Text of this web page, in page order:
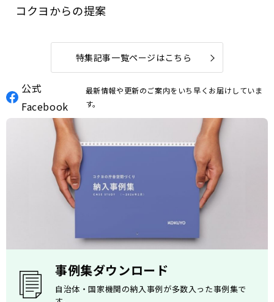
コクヨからの提案
特集記事一覧ページはこちら
公式
Facebook
最新情報や更新のご案内をいち早くお届けしていま
す。
事例集ダウンロード
自治体・国家機関の納入事例が多数入った事例集で